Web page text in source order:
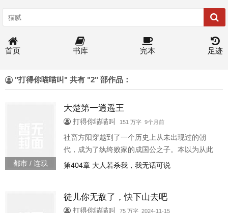
首页 书库 完本 足迹
"打得你喵喵叫" 共有 "2" 部作品：
都市 / 连载
大楚第一逍遥王
打得你喵喵叫 151 万字 9个月前
社畜方阳穿越到了一个历史上从未出现过的朝
代，成为了纨绔败家的成国公之子。本以为从此
就是锦衣玉食，逍遥奢靡的生活，结果一问才
入朝堂。自此少年扬刀，诛权臣，杀奸相，平四
夷，南征北战，再回首已是封狼居胥名动天下。
第404章 大人若杀我，我无话可说
徒儿你无敌了，快下山去吧
打得你喵喵叫 75 万字 2024-11-15